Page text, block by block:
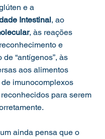
e a
Intestinal, ao
, às reações
e
“antígenos”, às
aos alimentos
imunocomplexos
para serem
ainda pensa que o